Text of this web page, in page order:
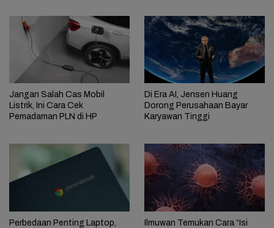
Jangan Salah Cas Mobil
Listrik, Ini Cara Cek
Pemadaman PLN di HP
Di Era AI, Jensen Huang
Dorong Perusahaan Bayar
Karyawan Tinggi
Perbedaan Penting Laptop,
Ilmuwan Temukan Cara “Isi